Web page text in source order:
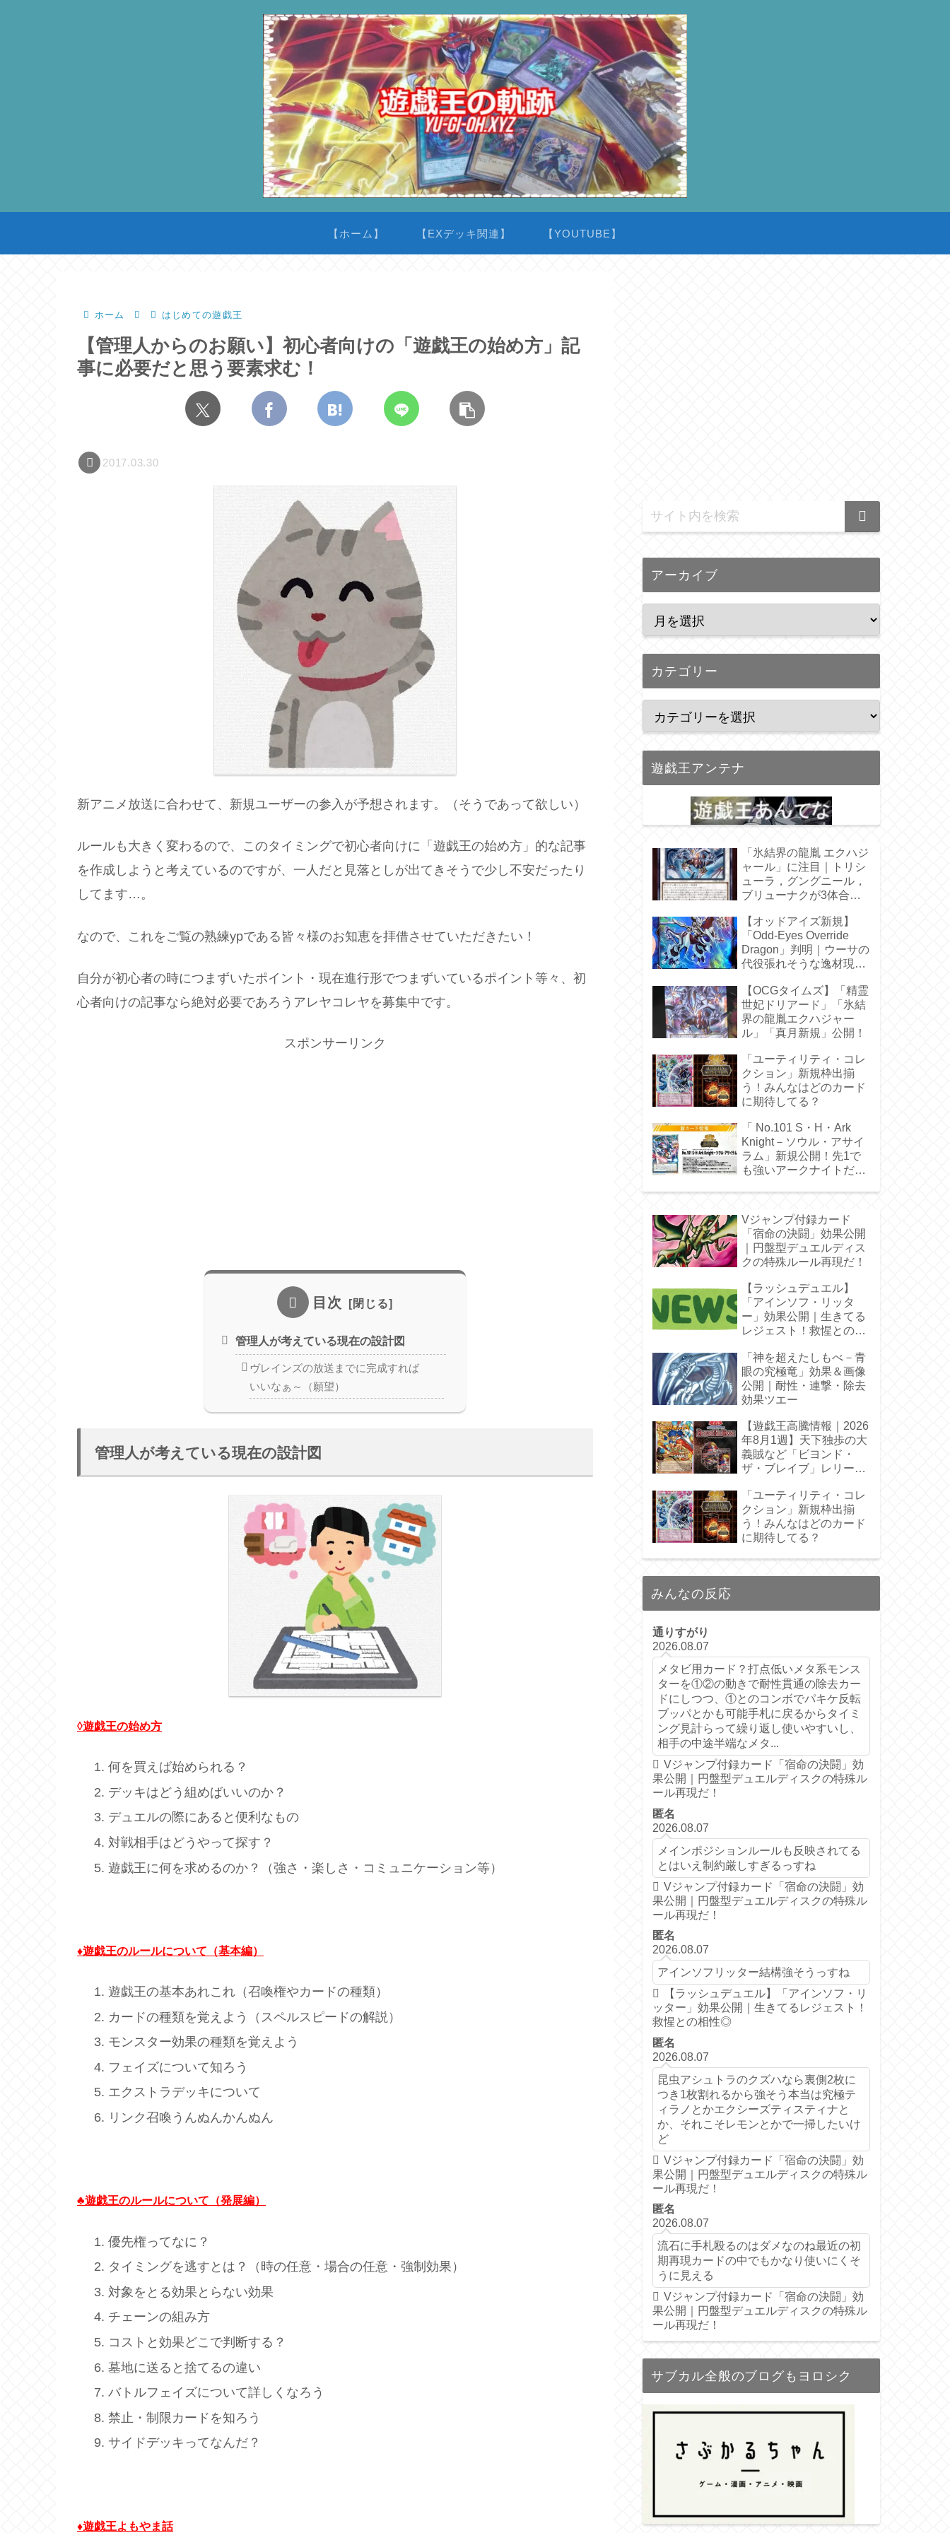
【ホーム】 【EXデッキ関連】 【YOUTUBE】
ホーム はじめての遊戯王
【管理人からのお願い】初心者向けの「遊戯王の始め方」記
事に必要だと思う要素求む！
2017.03.30
新アニメ放送に合わせて、新規ユーザーの参入が予想されます。（そうであって欲しい）
ルールも大きく変わるので、このタイミングで初心者向けに「遊戯王の始め方」的な記事
を作成しようと考えているのですが、一人だと見落としが出てきそうで少し不安だったり
してます…。
なので、これをご覧の熟練ypである皆々様のお知恵を拝借させていただきたい！
自分が初心者の時につまずいたポイント・現在進行形でつまずいているポイント等々、初
心者向けの記事なら絶対必要であろうアレヤコレヤを募集中です。
スポンサーリンク
目次
管理人が考えている現在の設計図
ヴレインズの放送までに完成すれば
いいなぁ～（願望）
管理人が考えている現在の設計図
◊遊戯王の始め方
何を買えば始められる？
デッキはどう組めばいいのか？
デュエルの際にあると便利なもの
対戦相手はどうやって探す？
遊戯王に何を求めるのか？（強さ・楽しさ・コミュニケーション等）
♦遊戯王のルールについて（基本編）
遊戯王の基本あれこれ（召喚権やカードの種類）
カードの種類を覚えよう（スペルスピードの解説）
モンスター効果の種類を覚えよう
フェイズについて知ろう
エクストラデッキについて
リンク召喚うんぬんかんぬん
♣遊戯王のルールについて（発展編）
優先権ってなに？
タイミングを逃すとは？（時の任意・場合の任意・強制効果）
対象をとる効果とらない効果
チェーンの組み方
コストと効果どこで判断する？
墓地に送ると捨てるの違い
バトルフェイズについて詳しくなろう
禁止・制限カードを知ろう
サイドデッキってなんだ？
♦遊戯王よもやま話
アーカイブ
カテゴリー
遊戯王アンテナ
「氷結界の龍胤 エクハジ
ャール」に注目｜トリシ
ューラ，グングニール，
ブリューナクが3体合
【オッドアイズ新規】
「Odd-Eyes Override
Dragon」判明｜ウーサの
代役張れそうな逸材現
【OCGタイムズ】「精霊
世妃ドリアード」「氷結
界の龍胤エクハジャー
ル」「真月新規」公開！
「ユーティリティ・コレ
クション」新規枠出揃
う！みんなはどのカード
に期待してる？
「 No.101 S・H・Ark
Knight－ソウル・アサイ
ラム」新規公開！先1で
も強いアークナイトだ
Vジャンプ付録カード
「宿命の決闘」効果公開
｜円盤型デュエルディス
クの特殊ルール再現だ！
【ラッシュデュエル】
「アインソフ・リッタ
ー」効果公開｜生きてる
レジェスト！救惺との相
「神を超えたしもべ－青
眼の究極竜」効果＆画像
公開｜耐性・連撃・除去
効果ツエー
【遊戯王高騰情報｜2026
年8月1週】天下独歩の大
義賊など「ビヨンド・
ザ・ブレイブ」レリーフ
「ユーティリティ・コレ
クション」新規枠出揃
う！みんなはどのカード
に期待してる？
みんなの反応
通りすがり
2026.08.07
メタビ用カード？打点低いメタ系モンス
ターを①②の動きで耐性貫通の除去カー
ドにしつつ、①とのコンボでパキケ反転
ブッパとかも可能手札に戻るからタイミ
ング見計らって繰り返し使いやすいし、
相手の中途半端なメタ...
Vジャンプ付録カード「宿命の決闘」効
果公開｜円盤型デュエルディスクの特殊ル
ール再現だ！
匿名
2026.08.07
メインポジションルールも反映されてる
とはいえ制約厳しすぎるっすね
Vジャンプ付録カード「宿命の決闘」効
果公開｜円盤型デュエルディスクの特殊ル
ール再現だ！
匿名
2026.08.07
アインソフリッター結構強そうっすね
【ラッシュデュエル】「アインソフ・リ
ッター」効果公開｜生きてるレジェスト！
救惺との相性◎
匿名
2026.08.07
昆虫アシュトラのクズハなら裏側2枚に
つき1枚割れるから強そう本当は究極テ
ィラノとかエクシーズティスティナと
か、それこそレモンとかで一掃したいけ
ど
Vジャンプ付録カード「宿命の決闘」効
果公開｜円盤型デュエルディスクの特殊ル
ール再現だ！
匿名
2026.08.07
流石に手札殴るのはダメなのね最近の初
期再現カードの中でもかなり使いにくそ
うに見える
Vジャンプ付録カード「宿命の決闘」効
果公開｜円盤型デュエルディスクの特殊ル
ール再現だ！
サブカル全般のブログもヨロシク